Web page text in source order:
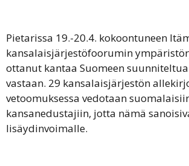
Pietarissa 19.-20.4. kokoontuneen
kansalaisjärjestöfoorumin
ottanut kantaa Suomeen
vastaan. 29 kansalaisjärjestön
vetoomuksessa vedotaan
kansanedustajiin, jotta nämä
lisäydinvoimalle.